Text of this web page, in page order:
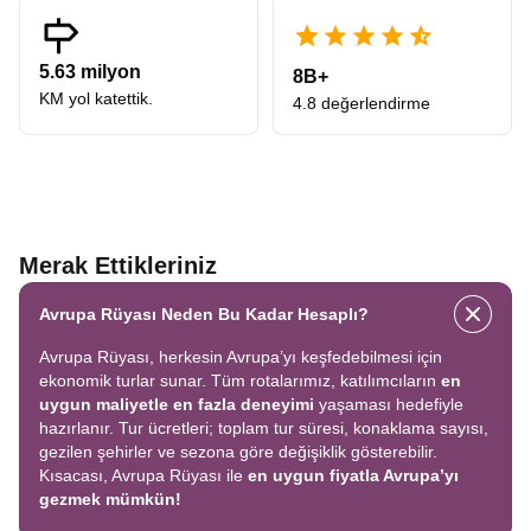
5.63 milyon
KM yol katettik.
8B+
4.8 değerlendirme
Merak Ettikleriniz
Avrupa Rüyası Neden Bu Kadar Hesaplı?
Avrupa Rüyası, herkesin Avrupa’yı keşfedebilmesi için
ekonomik turlar sunar. Tüm rotalarımız, katılımcıların en
uygun maliyetle en fazla deneyimi yaşaması hedefiyle
hazırlanır. Tur ücretleri; toplam tur süresi, konaklama sayısı,
gezilen şehirler ve sezona göre değişiklik gösterebilir.
Kısacası, Avrupa Rüyası ile en uygun fiyatla Avrupa’yı
gezmek mümkün!